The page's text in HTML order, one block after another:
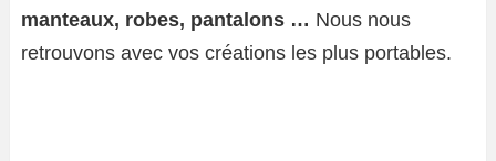
manteaux, robes, pantalons … Nous nous
retrouvons avec vos créations les plus portables.